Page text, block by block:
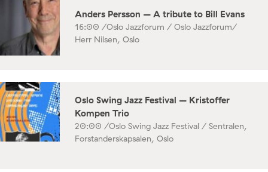
Anders Persson – A tribute to Bill Evans
16:00 /Oslo Jazzforum / Oslo Jazzforum/
Herr Nilsen, Oslo
Oslo Swing Jazz Festival – Kristoffer
Kompen Trio
20:00 /Oslo Swing Jazz Festival / Sentralen,
Forstanderskapsalen, Oslo